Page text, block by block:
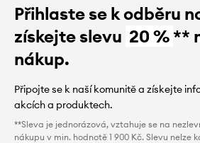
Přihlaste se k odběru
získejte slevu 20 %**
nákup.
Připojte se k naší komunitě a získejte
akcích a produktech.
**Sleva je jednorázová, vztahuje se na
nákupu v min. hodnotě 1 900 Kč. Slevu nelze